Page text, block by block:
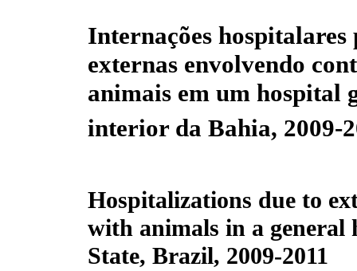
Internações hospitalares
externas envolvendo
animais em um hospital
interior da Bahia, 2009-
Hospitalizations due to
with animals in a
State, Brazil, 2009-2011